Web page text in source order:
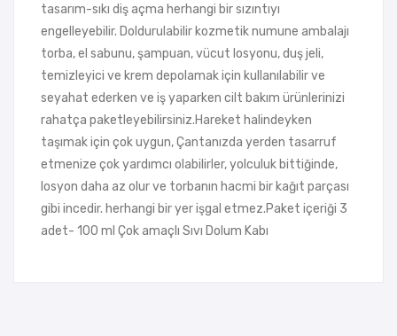
tasarım-sıkı diş açma herhangi bir sızıntıyı
engelleyebilir. Doldurulabilir kozmetik numune ambalajı
torba, el sabunu, şampuan, vücut losyonu, duş jeli,
temizleyici ve krem depolamak için kullanılabilir ve
seyahat ederken ve iş yaparken cilt bakım ürünlerinizi
rahatça paketleyebilirsiniz.Hareket halindeyken
taşımak için çok uygun, Çantanızda yerden tasarruf
etmenize çok yardımcı olabilirler, yolculuk bittiğinde,
losyon daha az olur ve torbanın hacmi bir kağıt parçası
gibi incedir. herhangi bir yer işgal etmez.Paket içeriği 3
adet- 100 ml Çok amaçlı Sıvı Dolum Kabı